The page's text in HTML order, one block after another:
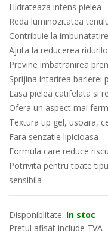
Hidrateaza intens pielea
Reda luminozitatea
Contribuie la
Ajuta la reducerea
Previne imbatranirea
Sprijina intarirea barierei
Lasa pielea catifelata si
Ofera un aspect mai
Textura tip gel, usoara,
Fara senzatie lipicioasa
Formula care reduce
Potrivita pentru toate
sensibila
Disponiblitate: In stoc
Pretul afisat include TVA